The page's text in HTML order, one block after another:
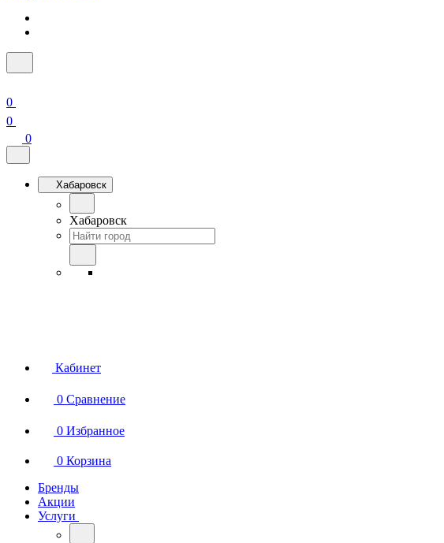
0
0
0
Хабаровск
Хабаровск
Кабинет
0 Сравнение
0 Избранное
0 Корзина
Бренды
Акции
Услуги